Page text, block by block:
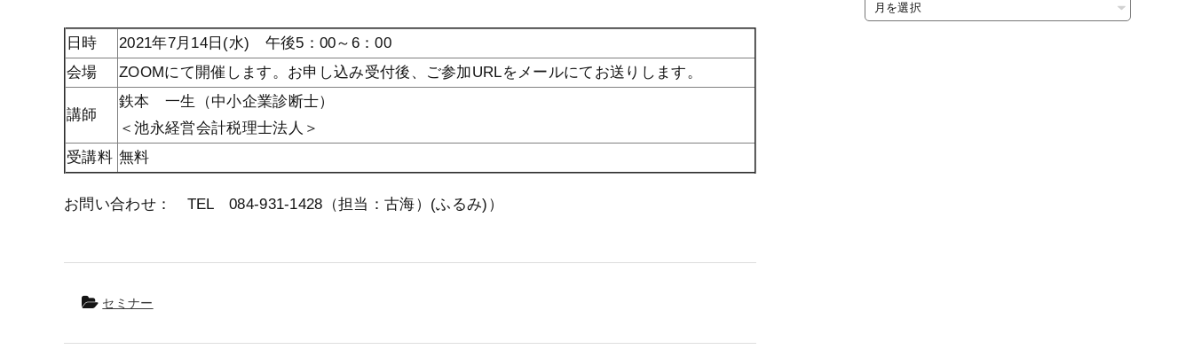
日時
2021年7月14日(水) 午後5：00～6：00
会場
ZOOMにて開催します。お申し込み受付後、ご参加URLをメールにてお送りします。
講師
鉄本 一生（中小企業診断士）
＜池永経営会計税理士法人＞
受講料 無料
お問い合わせ： TEL 084-931-1428（担当：古海）(ふるみ)）
セミナー